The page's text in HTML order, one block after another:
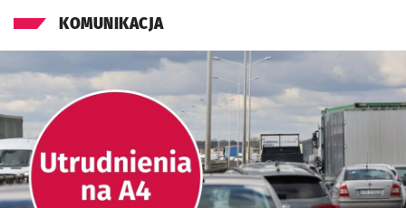
KOMUNIKACJA